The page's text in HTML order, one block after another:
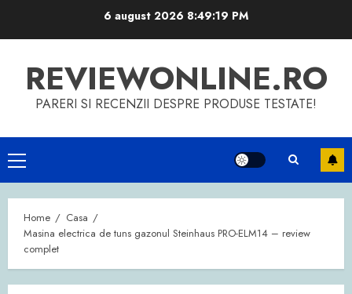
6 august 2026 8:49:20 PM
REVIEWONLINE.RO
PARERI SI RECENZII DESPRE PRODUSE TESTATE!
Primary
Menu
Home
Casa
Masina electrica de tuns gazonul Steinhaus PRO-ELM14 – review
complet